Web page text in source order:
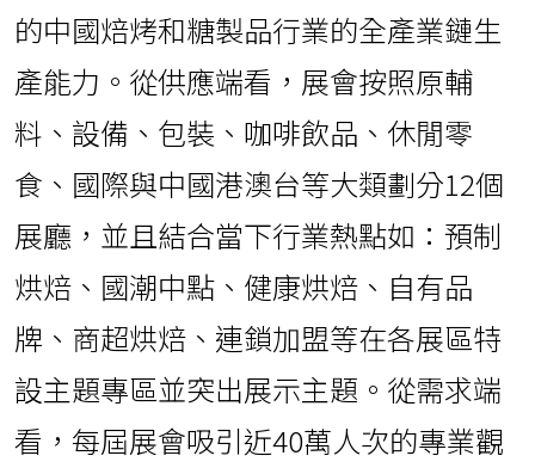
的中國焙烤和糖製品行業的全產業鏈生
產能力。從供應端看，展會按照原輔
料、設備、包裝、咖啡飲品、休閒零
食、國際與中國港澳台等大類劃分12個
展廳，並且結合當下行業熱點如：預制
烘焙、國潮中點、健康烘焙、自有品
牌、商超烘焙、連鎖加盟等在各展區特
設主題專區並突出展示主題。從需求端
看，每屆展會吸引近40萬人次的專業觀